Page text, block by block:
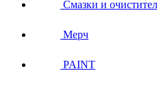
Смазки и
Мерч
PAINT